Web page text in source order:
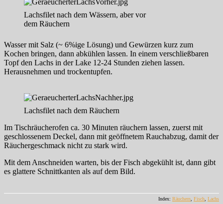
Lachsfilet nach dem Wässern, aber vor
dem Räuchern
Wasser mit Salz (~ 6%ige Lösung) und Gewürzen kurz zum
Kochen bringen, dann abkühlen lassen. In einem verschließbaren
Topf den Lachs in der Lake 12-24 Stunden ziehen lassen.
Herausnehmen und trockentupfen.
Lachsfilet nach dem Räuchern
Im Tischräucherofen ca. 30 Minuten räuchern lassen, zuerst mit
geschlossenem Deckel, dann mit geöffnetem Rauchabzug, damit der
Räuchergeschmack nicht zu stark wird.
Mit dem Anschneiden warten, bis der Fisch abgekühlt ist, dann gibt
es glattere Schnittkanten als auf dem Bild.
Index: Räuchern Fisch Lachs